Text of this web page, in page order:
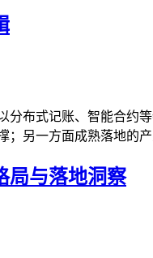
布式记账、智能合
；另一方面成熟落地的
局与落地洞察